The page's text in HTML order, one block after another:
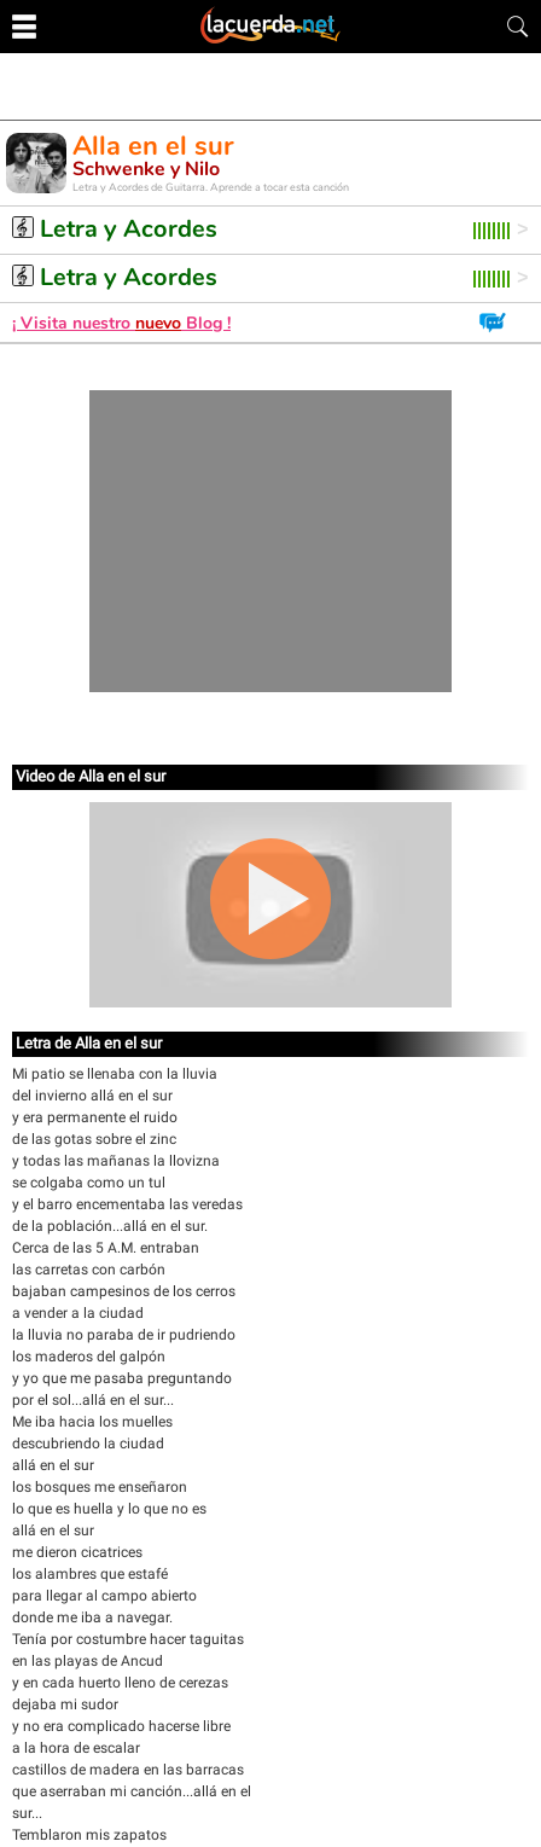
Alla en el sur
Schwenke y Nilo
Letra y Acordes de Guitarra. Aprende a tocar esta canción
Letra y Acordes
Letra y Acordes
¡ Visita nuestro nuevo Blog !
Video de Alla en el sur
Letra de Alla en el sur
Mi patio se llenaba con la lluvia
del invierno allá en el sur
y era permanente el ruido
de las gotas sobre el zinc
y todas las mañanas la llovizna
se colgaba como un tul
y el barro encementaba las veredas
de la población...allá en el sur.
Cerca de las 5 A.M. entraban
las carretas con carbón
bajaban campesinos de los cerros
a vender a la ciudad
la lluvia no paraba de ir pudriendo
los maderos del galpón
y yo que me pasaba preguntando
por el sol...allá en el sur...
Me iba hacia los muelles
descubriendo la ciudad
allá en el sur
los bosques me enseñaron
lo que es huella y lo que no es
allá en el sur
me dieron cicatrices
los alambres que estafé
para llegar al campo abierto
donde me iba a navegar.
Tenía por costumbre hacer taguitas
en las playas de Ancud
y en cada huerto lleno de cerezas
dejaba mi sudor
y no era complicado hacerse libre
a la hora de escalar
castillos de madera en las barracas
que aserraban mi canción...allá en el
sur...
Temblaron mis zapatos